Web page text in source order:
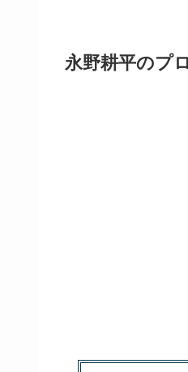
永野耕平のプ